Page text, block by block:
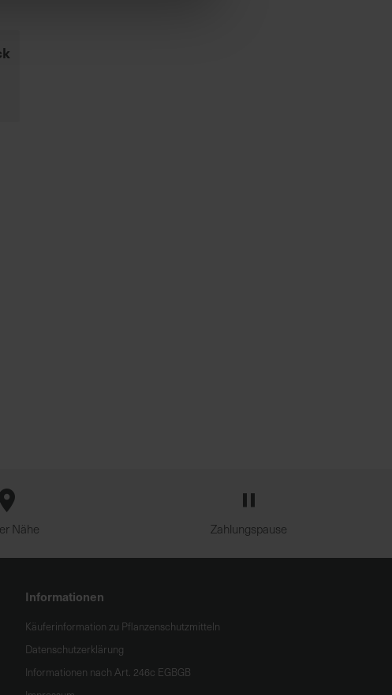
Nähe Zahlungspause
Informationen
Käuferinformation zu Pflanzenschutzmitteln
Datenschutzerklärung
Informationen nach Art. 246c EGBGB